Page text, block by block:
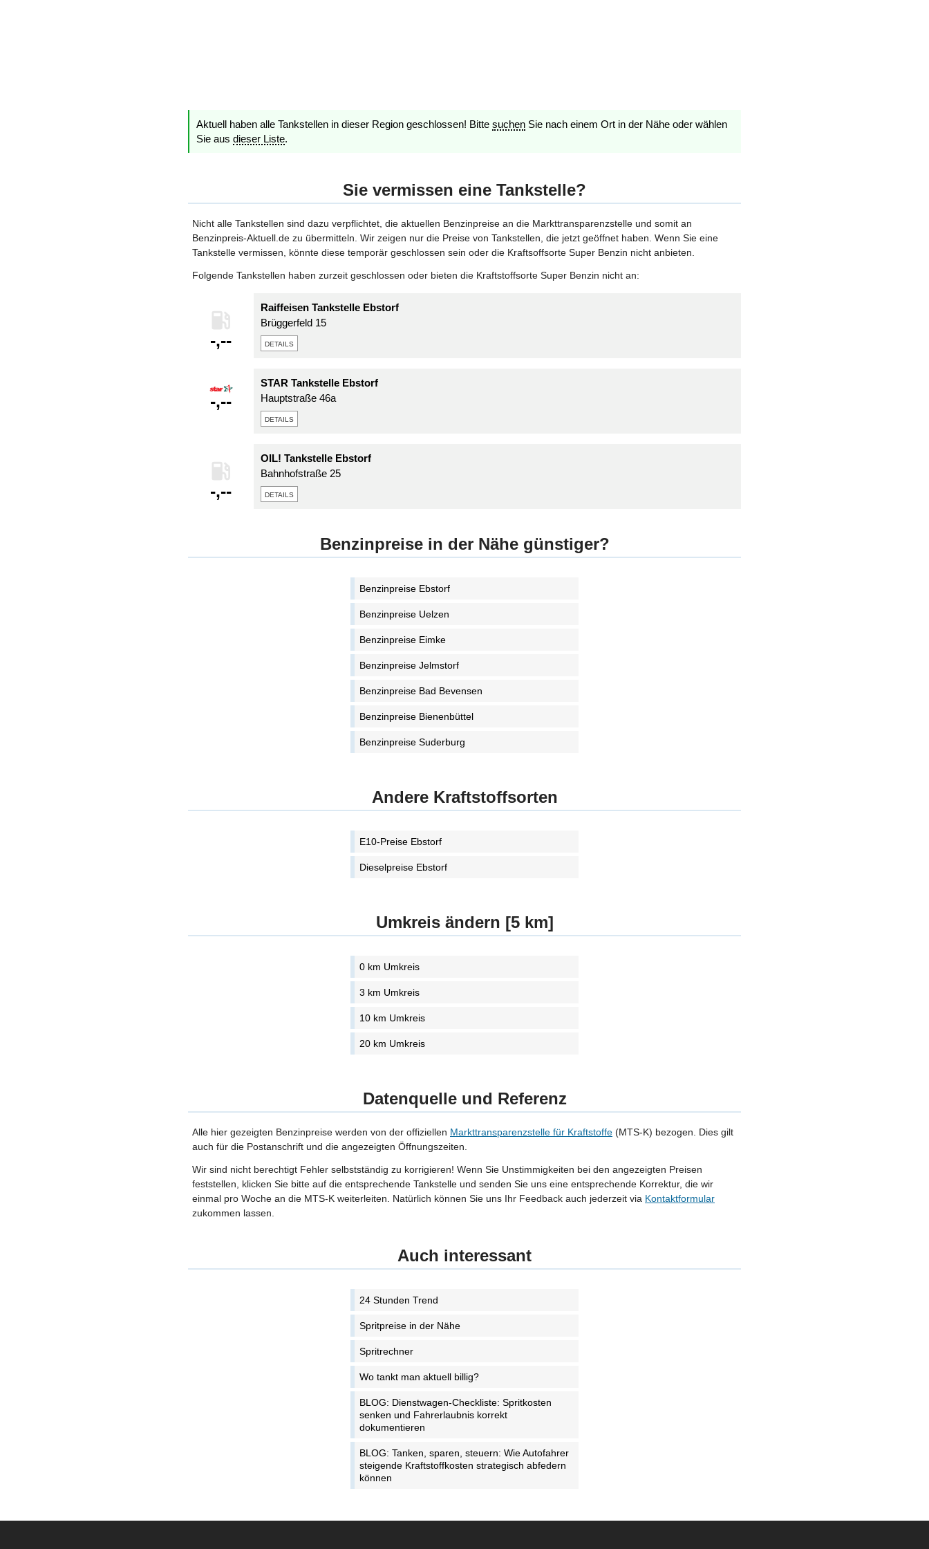
Aktuell haben alle Tankstellen in dieser Region geschlossen! Bitte suchen Sie nach einem Ort in der Nähe oder wählen
Sie aus dieser Liste.
Sie vermissen eine Tankstelle?
Nicht alle Tankstellen sind dazu verpflichtet, die aktuellen Benzinpreise an die Markttransparenzstelle und somit an
Benzinpreis-Aktuell.de zu übermitteln. Wir zeigen nur die Preise von Tankstellen, die jetzt geöffnet haben. Wenn Sie eine
Tankstelle vermissen, könnte diese temporär geschlossen sein oder die Kraftsoffsorte Super Benzin nicht anbieten.
Folgende Tankstellen haben zurzeit geschlossen oder bieten die Kraftstoffsorte Super Benzin nicht an:
-,--
Raiffeisen Tankstelle Ebstorf
Brüggerfeld 15
details
-,--
STAR Tankstelle Ebstorf
Hauptstraße 46a
details
-,--
OIL! Tankstelle Ebstorf
Bahnhofstraße 25
details
Benzinpreise in der Nähe günstiger?
Benzinpreise Ebstorf
Benzinpreise Uelzen
Benzinpreise Eimke
Benzinpreise Jelmstorf
Benzinpreise Bad Bevensen
Benzinpreise Bienenbüttel
Benzinpreise Suderburg
Andere Kraftstoffsorten
E10-Preise Ebstorf
Dieselpreise Ebstorf
Umkreis ändern [5 km]
0 km Umkreis
3 km Umkreis
10 km Umkreis
20 km Umkreis
Datenquelle und Referenz
Alle hier gezeigten Benzinpreise werden von der offiziellen Markttransparenzstelle für Kraftstoffe (MTS-K) bezogen. Dies gilt
auch für die Postanschrift und die angezeigten Öffnungszeiten.
Wir sind nicht berechtigt Fehler selbstständig zu korrigieren! Wenn Sie Unstimmigkeiten bei den angezeigten Preisen
feststellen, klicken Sie bitte auf die entsprechende Tankstelle und senden Sie uns eine entsprechende Korrektur, die wir
einmal pro Woche an die MTS-K weiterleiten. Natürlich können Sie uns Ihr Feedback auch jederzeit via Kontaktformular
zukommen lassen.
Auch interessant
24 Stunden Trend
Spritpreise in der Nähe
Spritrechner
Wo tankt man aktuell billig?
BLOG: Dienstwagen-Checkliste: Spritkosten
senken und Fahrerlaubnis korrekt
dokumentieren
BLOG: Tanken, sparen, steuern: Wie Autofahrer
steigende Kraftstoffkosten strategisch abfedern
können